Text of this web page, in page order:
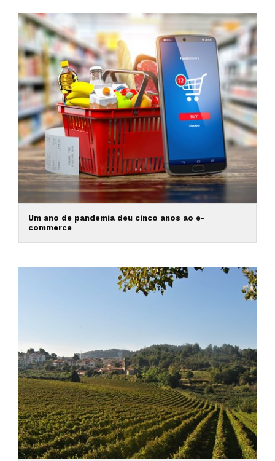
Um ano de pandemia deu cinco anos ao e-
commerce